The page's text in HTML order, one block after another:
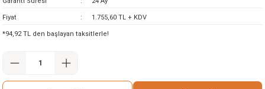
Fiyat 1.755,60 TL + KDV
*94,92 TL den başlayan taksitlerle!